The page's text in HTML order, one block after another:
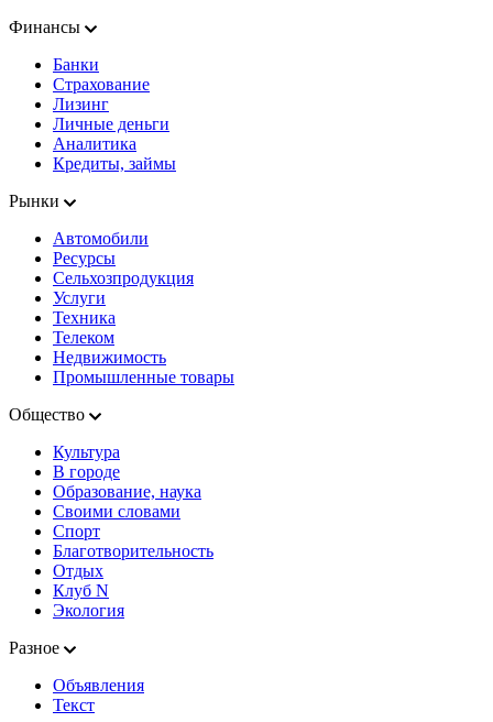
Финансы
Банки
Страхование
Лизинг
Личные деньги
Аналитика
Кредиты, займы
Рынки
Автомобили
Ресурсы
Сельхозпродукция
Услуги
Техника
Телеком
Недвижимость
Промышленные товары
Общество
Культура
В городе
Образование, наука
Своими словами
Спорт
Благотворительность
Отдых
Клуб N
Экология
Разное
Объявления
Текст